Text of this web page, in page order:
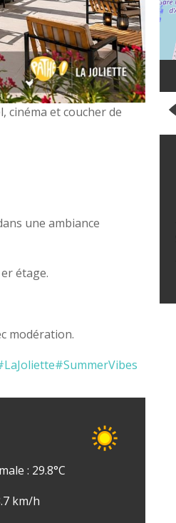
cinéma et coucher de
une ambiance
étage.
modération.
#SummerVibes
: 29.8°C
km/h